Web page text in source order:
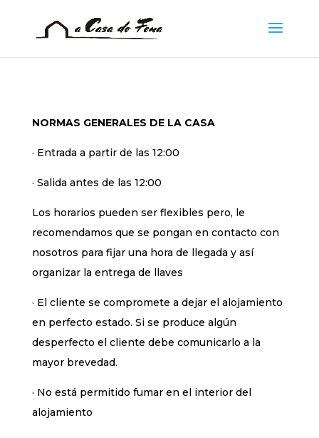
NORMAS GENERALES DE LA CASA
· Entrada a partir de las 12:00
· Salida antes de las 12:00
Los horarios pueden ser flexibles pero, le
recomendamos que se pongan en contacto con
nosotros para fijar una hora de llegada y así
organizar la entrega de llaves
· El cliente se compromete a dejar el alojamiento
en perfecto estado. Si se produce algún
desperfecto el cliente debe comunicarlo a la
mayor brevedad.
· No está permitido fumar en el interior del
alojamiento